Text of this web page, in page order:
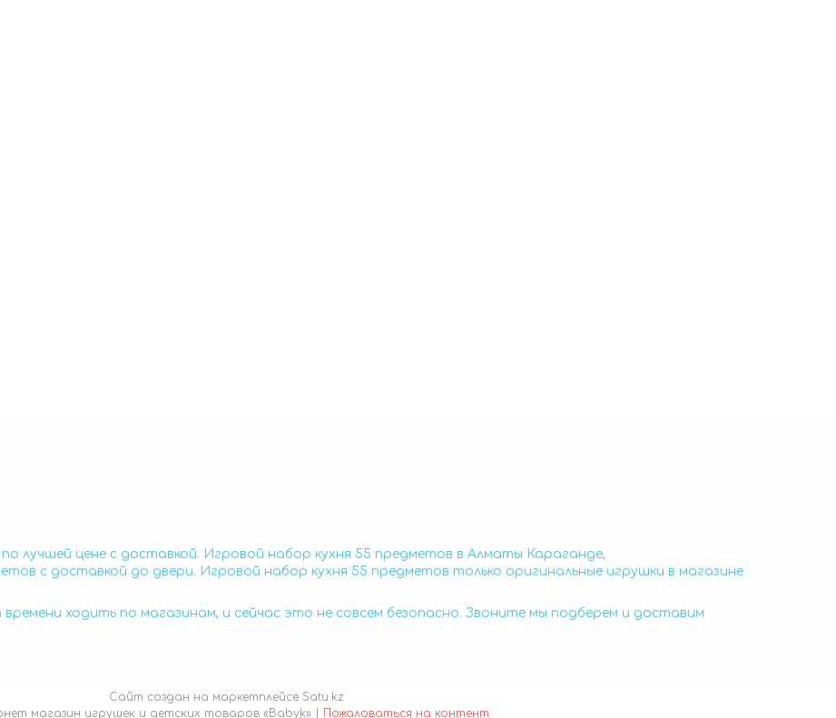
лучшей цене с доставкой. Игровой набор кухня 55 предметов в Алматы Караганде,
с доставкой до двери. Игровой набор кухня 55 предметов только оригинальные игрушки в магазине
ходить по магазинам, и сейчас это не совсем безопасно. Звоните мы подберем и доставим
Сайт создан на маркетплейсе Satu.kz
Пожаловаться на контент